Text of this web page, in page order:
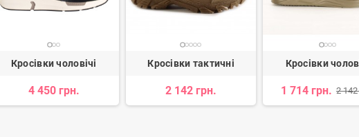
Кросівки чоловічі
4 450 грн.
Кросівки тактичні
2 142 грн.
Кросівки
1 714 грн. 2 142